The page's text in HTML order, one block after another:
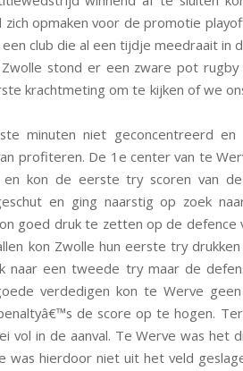
opmaken voor de promotie
club die al een tijdje meedraait in
stond er een zware pot
krachtmeting om te kijken of we
minuten niet geconcentreerd
profiteren. De 1e center van te
kon de eerste try scoren van
en ging naarstig op zoek
goed druk te zetten op de defence
kon Zwolle hun eerste try drukken
naar een tweede try maar de
verdedigen kon te Werve
de score op te hogen.
vol in de aanval. Te Werve was het
was hierdoor niet uit het veld